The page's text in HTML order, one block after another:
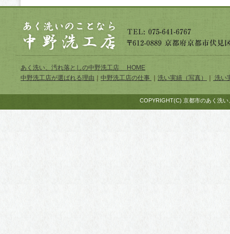
あく洗い、汚れ落としの中野洗工店 HOME
中野洗工店が選ばれる理由
中野洗工店の仕事 洗い実績（写真） 洗い
COPYRIGHT(C) 京都市のあく洗